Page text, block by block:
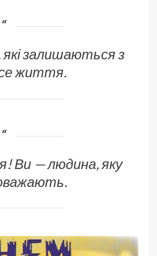
які залишаються з
життя.
Ви — людина, яку